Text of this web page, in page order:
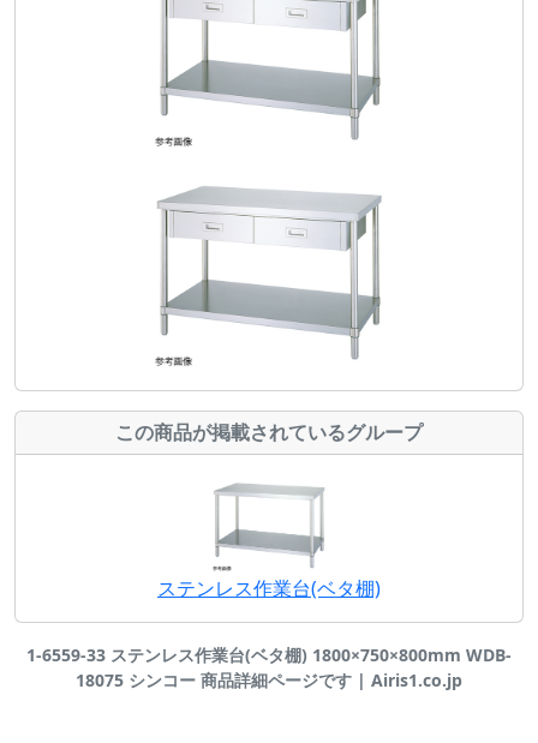
この商品が掲載されているグループ
ステンレス作業台(ベタ棚)
1-6559-33 ステンレス作業台(ベタ棚) 1800×750×800mm WDB-
18075 シンコー 商品詳細ページです | Airis1.co.jp